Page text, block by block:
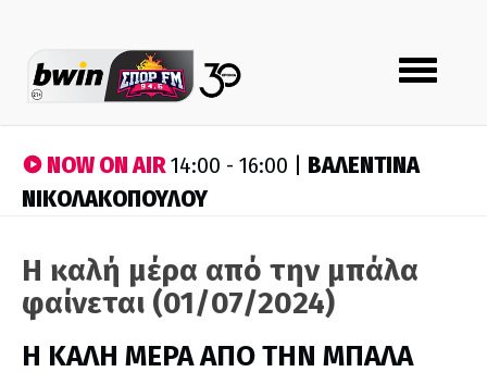
Toggle
navigation
NOW ON AIR14:00 - 16:00 | ΒΑΛΕΝΤΙΝΑ
ΝΙΚΟΛΑΚΟΠΟΥΛΟΥ
Η καλή μέρα από την μπάλα
φαίνεται (01/07/2024)
H ΚΑΛΗ ΜΕΡΑ ΑΠΟ ΤΗΝ ΜΠΑΛΑ